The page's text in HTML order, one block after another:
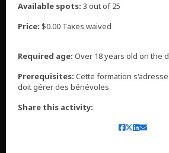
Available spots: 3 out of 25
Price: $0.00 Taxes waived
Required age: Over 18 years old on the
Prerequisites: Cette formation
doit gérer des bénévoles.
Share this activity: